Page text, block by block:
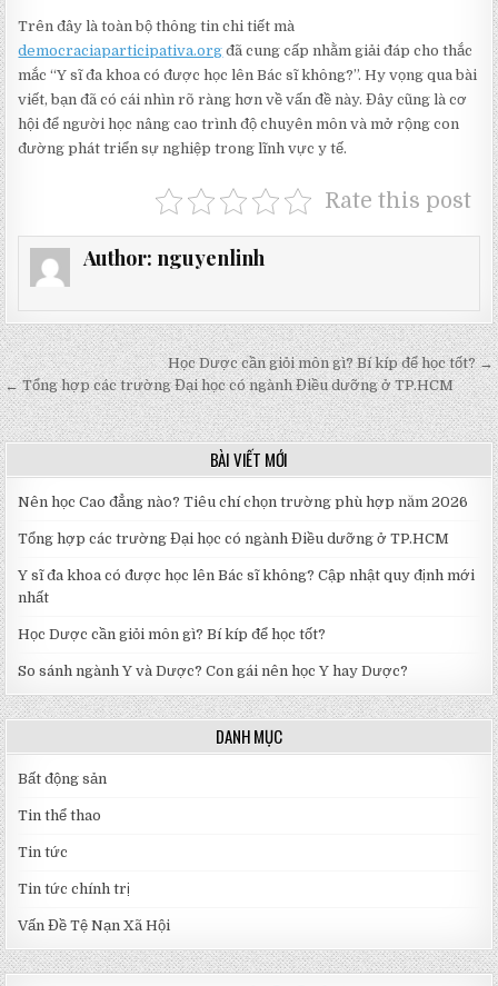
Trên đây là toàn bộ thông tin chi tiết mà
democraciaparticipativa.org đã cung cấp nhằm giải đáp cho thắc
mắc “Y sĩ đa khoa có được học lên Bác sĩ không?”. Hy vọng qua bài
viết, bạn đã có cái nhìn rõ ràng hơn về vấn đề này. Đây cũng là cơ
hội để người học nâng cao trình độ chuyên môn và mở rộng con
đường phát triển sự nghiệp trong lĩnh vực y tế.
Rate this post
Author: nguyenlinh
Điều
hướng
bài
Học Dược cần giỏi môn gì? Bí kíp để học tốt? →
← Tổng hợp các trường Đại học có ngành Điều dưỡng ở TP.HCM
BÀI VIẾT MỚI
Nên học Cao đẳng nào? Tiêu chí chọn trường phù hợp năm 2026
Tổng hợp các trường Đại học có ngành Điều dưỡng ở TP.HCM
Y sĩ đa khoa có được học lên Bác sĩ không? Cập nhật quy định mới
nhất
Học Dược cần giỏi môn gì? Bí kíp để học tốt?
So sánh ngành Y và Dược? Con gái nên học Y hay Dược?
DANH MỤC
Bất động sản
Tin thể thao
Tin tức
Tin tức chính trị
Vấn Đề Tệ Nạn Xã Hội